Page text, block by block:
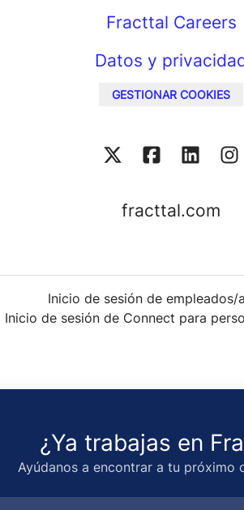
Fracttal Careers
Datos y
GESTIONAR COOKIES
fracttal.com
Inicio de sesión de empleados/
Inicio de sesión de Connect para
¿Ya trabajas en
Ayúdanos a encontrar a tu próximo